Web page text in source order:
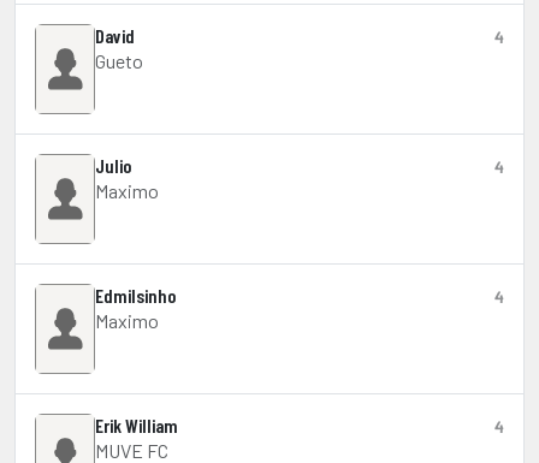
David
Gueto
4
Julio
Maximo
4
Edmilsinho
Maximo
4
Erik William
MUVE FC
4